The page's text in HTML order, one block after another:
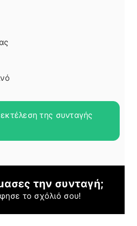
της συνταγής
την συνταγή;
το σχόλιό σου!